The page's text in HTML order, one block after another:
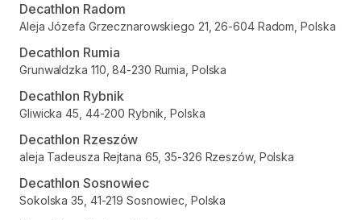
Decathlon Radom
Aleja Józefa Grzecznarowskiego 21, 26-604 Radom, Polska
Decathlon Rumia
Grunwaldzka 110, 84-230 Rumia, Polska
Decathlon Rybnik
Gliwicka 45, 44-200 Rybnik, Polska
Decathlon Rzeszów
aleja Tadeusza Rejtana 65, 35-326 Rzeszów, Polska
Decathlon Sosnowiec
Sokolska 35, 41-219 Sosnowiec, Polska